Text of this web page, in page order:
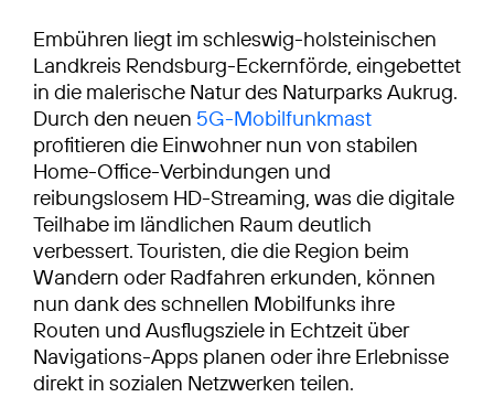
Embühren liegt im schleswig-holsteinischen
Landkreis Rendsburg-Eckernförde, eingebettet
in die malerische Natur des Naturparks Aukrug.
Durch den neuen 5G-Mobilfunkmast
profitieren die Einwohner nun von stabilen
Home-Office-Verbindungen und
reibungslosem HD-Streaming, was die digitale
Teilhabe im ländlichen Raum deutlich
verbessert. Touristen, die die Region beim
Wandern oder Radfahren erkunden, können
nun dank des schnellen Mobilfunks ihre
Routen und Ausflugsziele in Echtzeit über
Navigations-Apps planen oder ihre Erlebnisse
direkt in sozialen Netzwerken teilen.